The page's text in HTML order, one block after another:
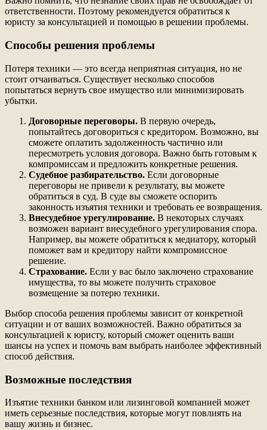
ответственности. Поэтому рекомендуется обратиться к
юристу за консультацией и помощью в решении проблемы.
Способы решения проблемы
Потеря техники — это всегда неприятная ситуация, но не
стоит отчаиваться. Существует несколько способов
попытаться вернуть свое имущество или минимизировать
убытки.
Договорные переговоры. В первую очередь,
попытайтесь договориться с кредитором. Возможно, вы
сможете оплатить задолженность частично или
пересмотреть условия договора. Важно быть готовым к
компромиссам и предложить конкретные решения.
Судебное разбирательство. Если договорные
переговоры не привели к результату, вы можете
обратиться в суд. В суде вы сможете оспорить
законность изъятия техники и требовать ее возвращения.
Внесудебное урегулирование. В некоторых случаях
возможен вариант внесудебного урегулирования спора.
Например, вы можете обратиться к медиатору, который
поможет вам и кредитору найти компромиссное
решение.
Страхование. Если у вас было заключено страхование
имущества, то вы можете получить страховое
возмещение за потерю техники.
Выбор способа решения проблемы зависит от конкретной
ситуации и от ваших возможностей. Важно обратиться за
консультацией к юристу, который сможет оценить ваши
шансы на успех и помочь вам выбрать наиболее эффективный
способ действия.
Возможные последствия
Изъятие техники банком или лизинговой компанией может
иметь серьезные последствия, которые могут повлиять на
вашу жизнь и бизнес.